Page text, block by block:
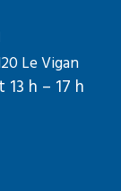
Le Vigan
h – 17 h